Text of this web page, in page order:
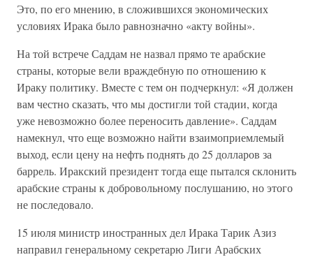
Это, по его мнению, в сложившихся экономических
условиях Ирака было равнозначно «акту войны».
На той встрече Саддам не назвал прямо те арабские
страны, которые вели враждебную по отношению к
Ираку политику. Вместе с тем он подчеркнул: «Я должен
вам честно сказать, что мы достигли той стадии, когда
уже невозможно более переносить давление». Саддам
намекнул, что еще возможно найти взаимоприемлемый
выход, если цену на нефть поднять до 25 долларов за
баррель. Иракский президент тогда еще пытался склонить
арабские страны к добровольному послушанию, но этого
не последовало.
15 июля министр иностранных дел Ирака Тарик Азиз
направил генеральному секретарю Лиги Арабских